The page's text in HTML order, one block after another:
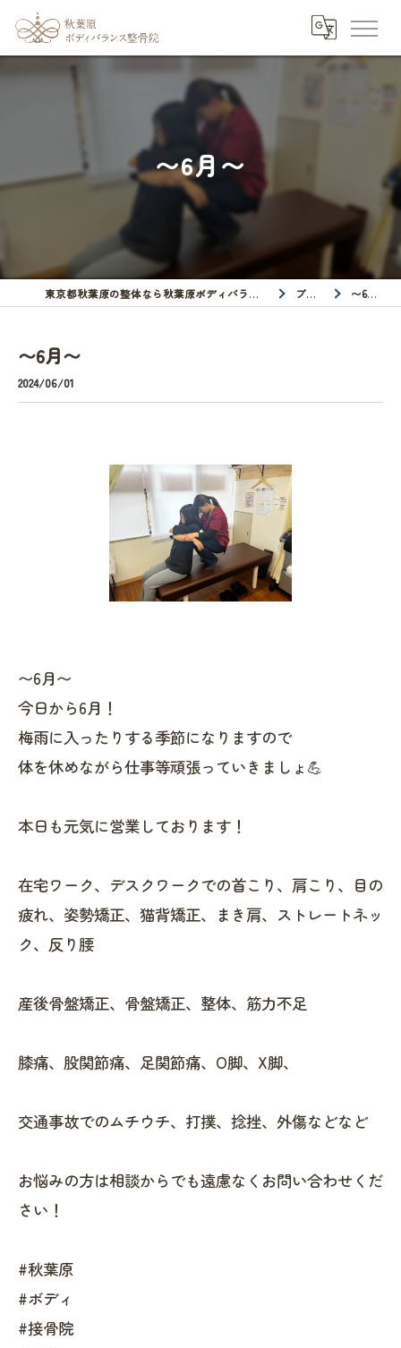
〜6月〜
東京都秋葉原の整体なら秋葉原ボディバランス整骨院 ブログ 〜6月〜
〜6月〜
2024/06/01
〜6月〜
今日から6月！
梅雨に入ったりする季節になりますので
体を休めながら仕事等頑張っていきましょ💪
本日も元気に営業しております！
在宅ワーク、デスクワークでの首こり、肩こり、目の
疲れ、姿勢矯正、猫背矯正、まき肩、ストレートネッ
ク、反り腰
産後骨盤矯正、骨盤矯正、整体、筋力不足
膝痛、股関節痛、足関節痛、O脚、X脚、
交通事故でのムチウチ、打撲、捻挫、外傷などなど
お悩みの方は相談からでも遠慮なくお問い合わせくだ
さい！
#秋葉原
#ボディ
#接骨院